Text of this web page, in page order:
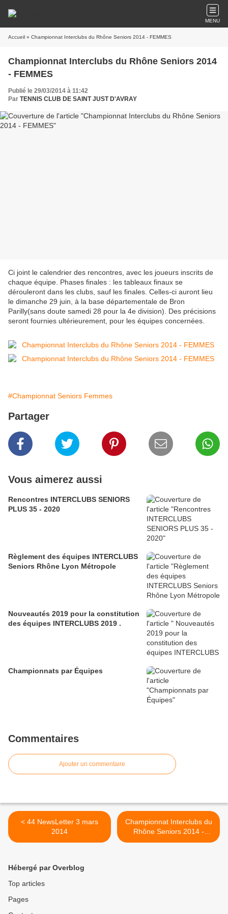
MENU
Accueil » Championnat Interclubs du Rhône Seniors 2014 - FEMMES
Championnat Interclubs du Rhône Seniors 2014
- FEMMES
Publié le 29/03/2014 à 11:42
Par TENNIS CLUB DE SAINT JUST D'AVRAY
Ci joint le calendrier des rencontres, avec les joueurs inscrits de
chaque équipe. Phases finales : les tableaux finaux se
dérouleront dans les clubs, sauf les finales. Celles-ci auront lieu
le dimanche 29 juin, à la base départementale de Bron
Parilly(sans doute samedi 28 pour la 4e division). Des précisions
seront fournies ultérieurement, pour les équipes concernées.
#Championnat Seniors Femmes
Partager
Vous aimerez aussi
Rencontres INTERCLUBS SENIORS
PLUS 35 - 2020
Règlement des équipes INTERCLUBS
Seniors Rhône Lyon Métropole
Nouveautés 2019 pour la constitution
des équipes INTERCLUBS 2019 .
Championnats par Équipes
Commentaires
Ajouter un commentaire
< 44 NewsLetter 3 mars
2014
Championnat Interclubs du
Rhône Seniors 2014 -
HOMMES >
Hébergé par Overblog
Top articles
Pages